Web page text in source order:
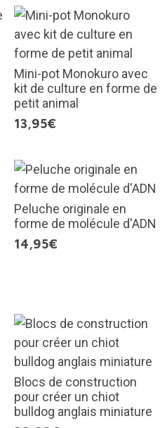
Mini-pot Monokuro avec
kit de culture en forme de
petit animal
13,95€
Peluche originale en
forme de molécule d'ADN
14,95€
Blocs de construction
pour créer un chiot
bulldog anglais miniature